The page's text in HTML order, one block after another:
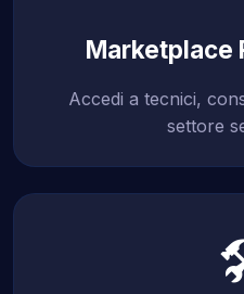
Marketplace
Accedi a tecnici,
settore